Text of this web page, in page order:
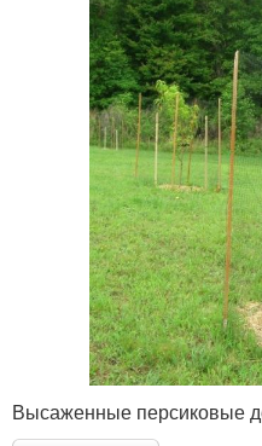
Высаженные персиковые